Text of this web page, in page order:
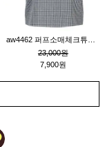
23,000원
7,900원